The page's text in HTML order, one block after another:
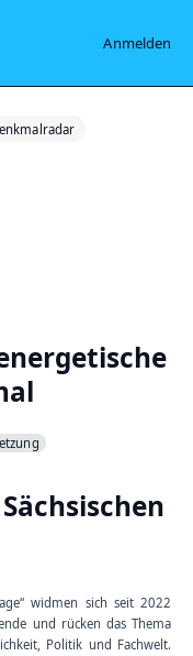
Anmelden
widmen sich seit 2022
und rücken das Thema
Politik und Fachwelt.